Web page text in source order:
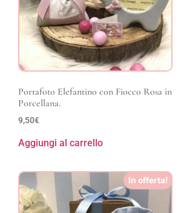
Portafoto Elefantino con Fiocco Rosa in
Porcellana.
9,50€
Aggiungi al carrello
In offerta!